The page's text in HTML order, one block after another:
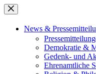
Zum
Inhalt
springenNews &
Demokratie &
Gedenk- und
Ehrenamtliche